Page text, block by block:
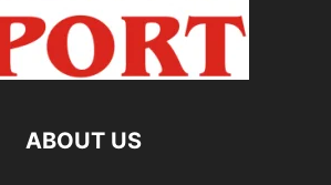
ABOUT US